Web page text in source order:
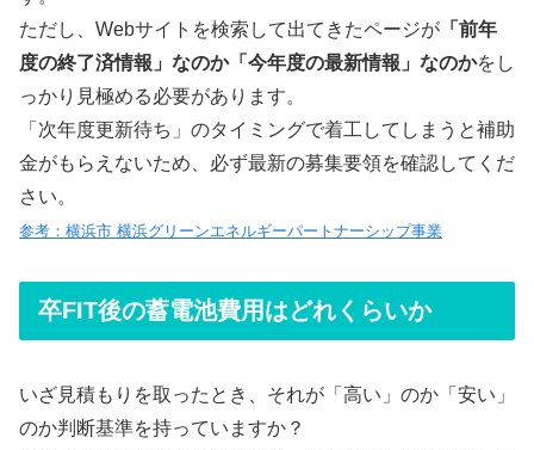
ただし、Webサイトを検索して出てきたページが 「前年
度の終了済情報」なのか「今年度の最新情報」なのかをし
っかり見極める必要があります。
「次年度更新待ち」のタイミングで着工してしまうと補助
金がもらえないため、必ず最新の募集要領を確認してくだ
さい。
参考：横浜市 横浜グリーンエネルギーパートナーシップ事業
卒FIT後の蓄電池費用はどれくらいか
いざ見積もりを取ったとき、それが「高い」のか「安い」
のか判断基準を持っていますか？